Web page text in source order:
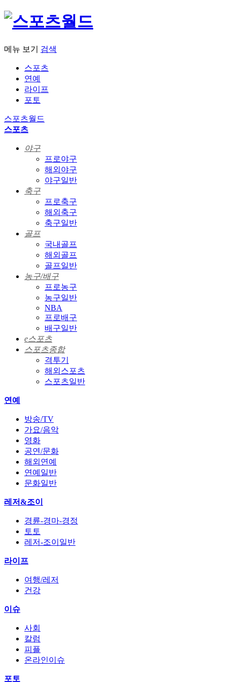
메뉴 보기 검색
스포츠
연예
라이프
포토
스포츠월드
스포츠
야구
프로야구
해외야구
야구일반
축구
프로축구
해외축구
축구일반
골프
국내골프
해외골프
골프일반
농구/배구
프로농구
농구일반
NBA
프로배구
배구일반
e스포츠
스포츠종합
격투기
해외스포츠
스포츠일반
연예
방송/TV
가요/음악
영화
공연/문화
해외연예
연예일반
문화일반
레저&조이
경륜-경마-경정
토토
레저-조이일반
라이프
여행/레저
건강
이슈
사회
칼럼
피플
온라인이슈
포토